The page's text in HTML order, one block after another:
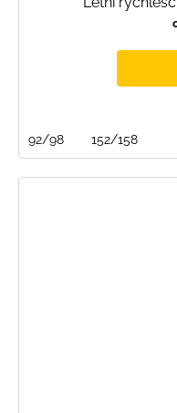
92/98 152/158